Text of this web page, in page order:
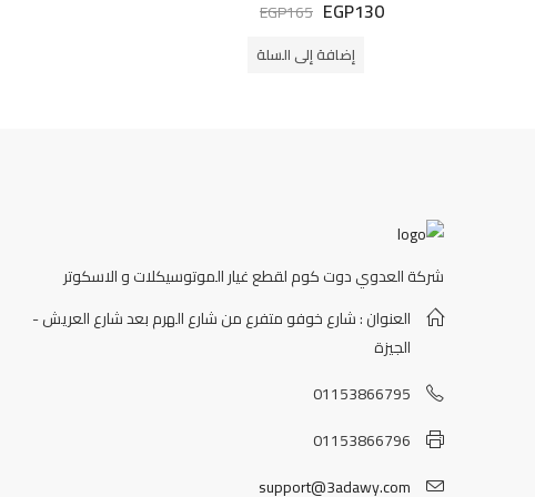
التقييمEGP130
EGP165
إضافة إلى السلة
شركة العدوي دوت كوم لقطع غيار الموتوسيكلات و الاسكوتر
العنوان : شارع خوفو متفرع من شارع الهرم بعد شارع العريش -
الجيزة
01153866795
01153866796
support@3adawy.com